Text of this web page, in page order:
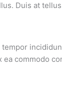
Duis at
commodo